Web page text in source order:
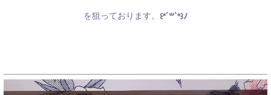
を狙っております。 ꒰*´꒳`*꒱ﾉ